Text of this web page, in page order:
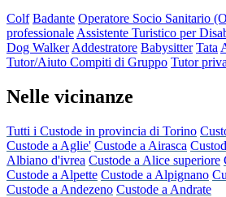
Colf Badante Operatore Socio Sanitario
professionale Assistente Turistico per
Dog Walker Addestratore Babysitter Tata
Tutor/Aiuto Compiti di Gruppo Tutor
Nelle vicinanze
Tutti i Custode in provincia di Torino
Custode a Aglie' Custode a Airasca
Albiano d'ivrea Custode a Alice superiore
Custode a Alpette Custode a Alpignano
Custode a Andezeno Custode a Andrate